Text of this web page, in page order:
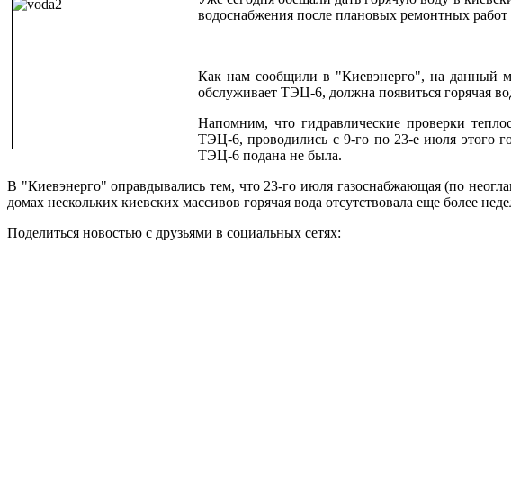
водоснабжения после плановых ремонтных работ
Как нам сообщили в "Киевэнерго", на данный
обслуживает ТЭЦ-6, должна появиться горячая
Напомним, что гидравлические проверки
ТЭЦ-6, проводились с 9-го по 23-е июля этого
ТЭЦ-6 подана не была.
В "Киевэнерго" оправдывались тем, что 23-го июля газоснабжающая (по
домах нескольких киевских массивов горячая вода отсутствовала еще более
Поделиться новостью с друзьями в социальных сетях: